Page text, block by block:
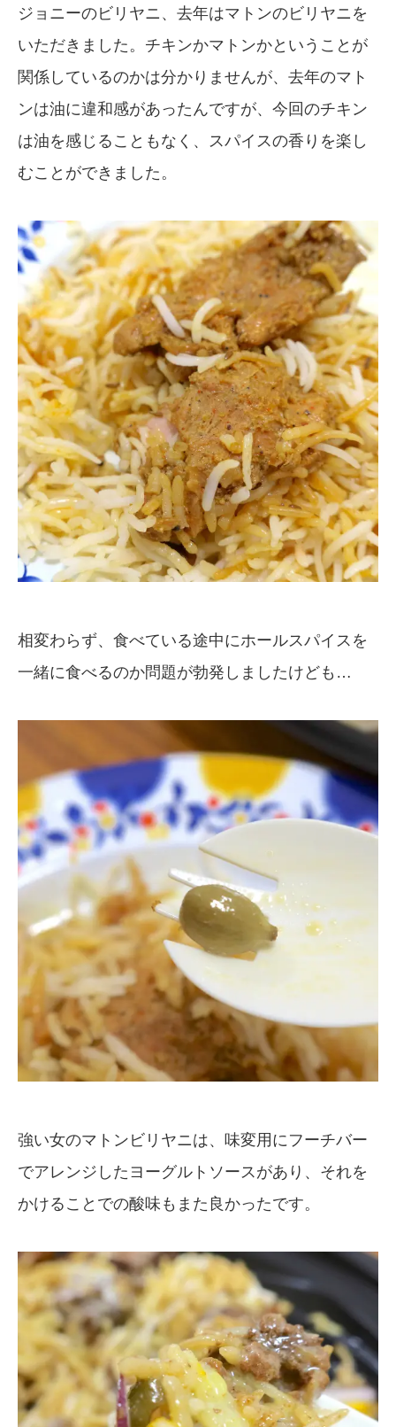
ジョニーのビリヤニ、去年はマトンのビリヤニを
いただきました。チキンかマトンかということが
関係しているのかは分かりませんが、去年のマト
ンは油に違和感があったんですが、今回のチキン
は油を感じることもなく、スパイスの香りを楽し
むことができました。
相変わらず、食べている途中にホールスパイスを
一緒に食べるのか問題が勃発しましたけども…
強い女のマトンビリヤニは、味変用にフーチバー
でアレンジしたヨーグルトソースがあり、それを
かけることでの酸味もまた良かったです。